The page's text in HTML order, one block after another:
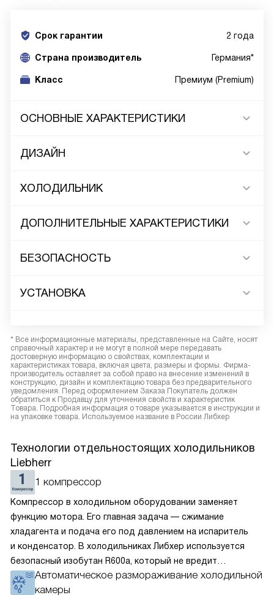
Срок гарантии 2 года
Cтрана производитель Германия*
Класс Премиум (Premium)
ОСНОВНЫЕ ХАРАКТЕРИСТИКИ
ДИЗАЙН
ХОЛОДИЛЬНИК
ДОПОЛНИТЕЛЬНЫЕ ХАРАКТЕРИСТИКИ
БЕЗОПАСНОСТЬ
УСТАНОВКА
* Все информационные материалы, представленные на Сайте, носят
справочный характер и не могут в полной мере передавать
достоверную информацию о свойствах, комплектации и
характеристиках товара, включая цвета, размеры и формы. Фирма-
производитель оставляет за собой право на внесение изменений в
конструкцию, дизайн и комплектацию товара без предварительного
уведомления. Перед оформлением Заказа Покупатель должен
обратиться к Продавцу для уточнения свойств и характеристик
Товара. Подробная информация о товаре указывается в инструкции и
на упаковке товара. Используемое название в России Либхер
Технологии отдельностоящих холодильников
Liebherr
1 компрессор
Компрессор в холодильном оборудовании заменяет
функцию мотора. Его главная задача — сжимание
хладагента и подача его под давлением на испаритель
и конденсатор. В холодильниках Либхер используется
безопасный изобутан R600a, который не вредит
окружающей среде. Компрессор перегоняет его
по охладительному контуру по принципу насоса. Чем
Автоматическое размораживание холодильной
камеры